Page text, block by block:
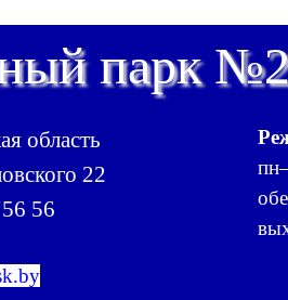
парк
область
22
56